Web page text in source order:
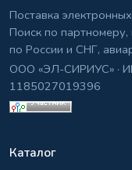
Поставка
Поиск по
по России и СНГ,
ООО «ЭЛ-СИРИУС» ·
1185027019396
Каталог